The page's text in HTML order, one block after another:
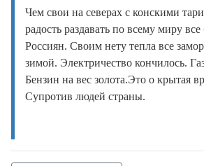
Чем свои на северах с конскими
радость раздавать по всему миру все
Россиян. Своим нету тепла все
зимой. Электричество кончилось.
Бензин на вес золота.Это о крытая
Супротив людей страны.